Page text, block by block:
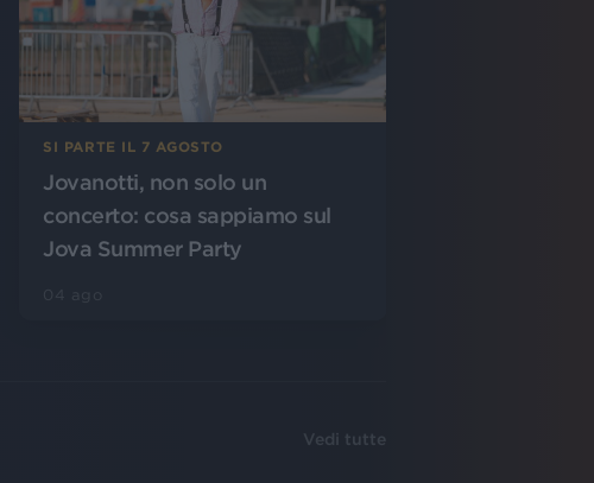
SI PARTE IL 7 AGOSTO
Jovanotti, non solo un
concerto: cosa sappiamo sul
Jova Summer Party
Vedi tutte